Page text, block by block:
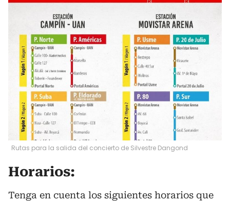
Rutas para la salida del concierto de Silvestre Dangond
Horarios:
Tenga en cuenta los siguientes horarios que